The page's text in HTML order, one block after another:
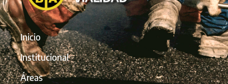
Inicio
Institucional
Áreas